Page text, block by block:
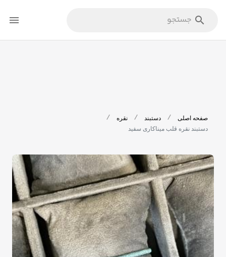
صفحه اصلی / دستبند / نقره /
دستبند نقره قلب میناکاری سفید